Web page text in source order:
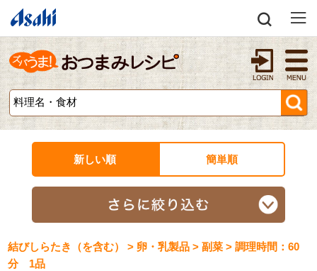
新しい順 簡単順
結びしらたき（を含む） > 卵・乳製品 > 副菜 > 調理時間：60
分 1品